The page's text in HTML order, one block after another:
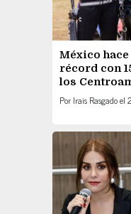
México
récord con
los
Por Irais Rasgadoel